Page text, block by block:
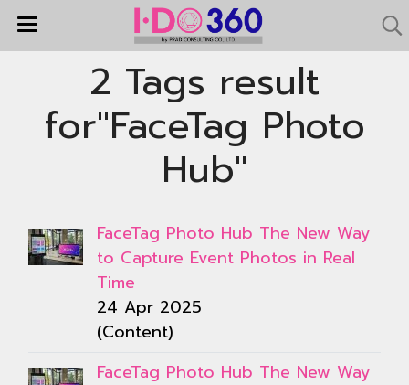
2 Tags result
for"FaceTag Photo
Hub"
FaceTag Photo Hub The New Way
to Capture Event Photos in Real
Time
24 Apr 2025
(Content)
FaceTag Photo Hub The New Way